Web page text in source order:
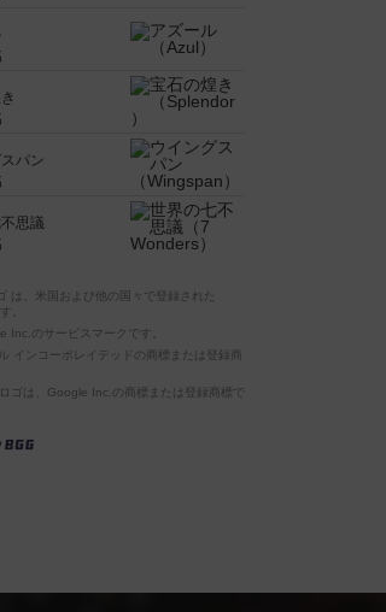
パン
思議
は、米国および他の国々で登録された
。
Inc.のサービスマークです。
インコーポレイテッドの商標または登録商
ゴは、Google Inc.の商標または登録商標で